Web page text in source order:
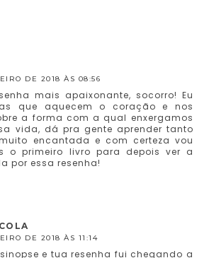
DE 2018 ÀS 08:56
mais apaixonante, socorro! Eu
que aquecem o coração e nos
a forma com a qual enxergamos
vida, dá pra gente aprender tanto
encantada e com certeza vou
o primeiro livro para depois ver a
por essa resenha!
DE 2018 ÀS 11:14
e tua resenha fui chegando a